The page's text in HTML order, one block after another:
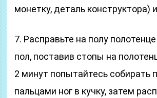
монетку, деталь конструктора)
7. Расправьте на полу
пол, поставив стопы на
2 минут попытайтесь собирать
пальцами ног в кучку, затем